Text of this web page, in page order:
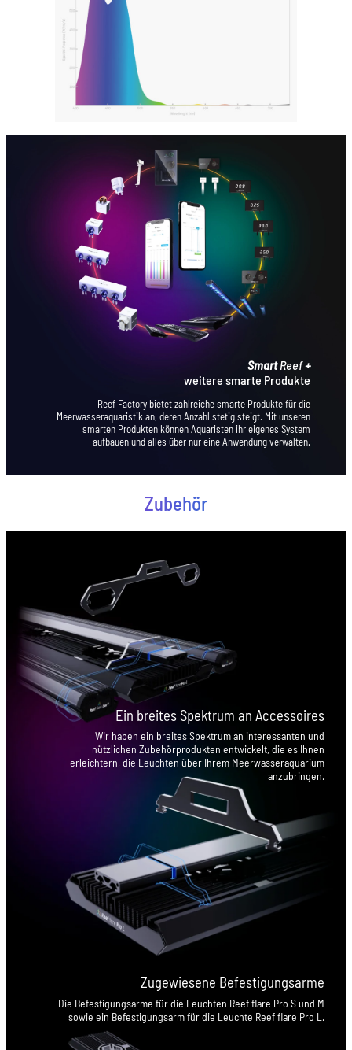
SmartReef+
weitere smarte Produkte
Reef Factory bietet zahlreiche smarte Produkte für die
Meerwasseraquaristik an, deren Anzahl stetig steigt. Mit unseren
smarten Produkten können Aquaristen ihr eigenes System
aufbauen und alles über nur eine Anwendung verwalten.
Zubehör
Ein breites Spektrum an Accessoires
Wir haben ein breites Spektrum an interessanten und
nützlichen Zubehörprodukten entwickelt, die es Ihnen
erleichtern, die Leuchten über Ihrem Meerwasseraquarium
anzubringen.
Zugewiesene Befestigungsarme
Die Befestigungsarme für die Leuchten Reef flare Pro S und M
sowie ein Befestigungsarm für die Leuchte Reef flare Pro L.